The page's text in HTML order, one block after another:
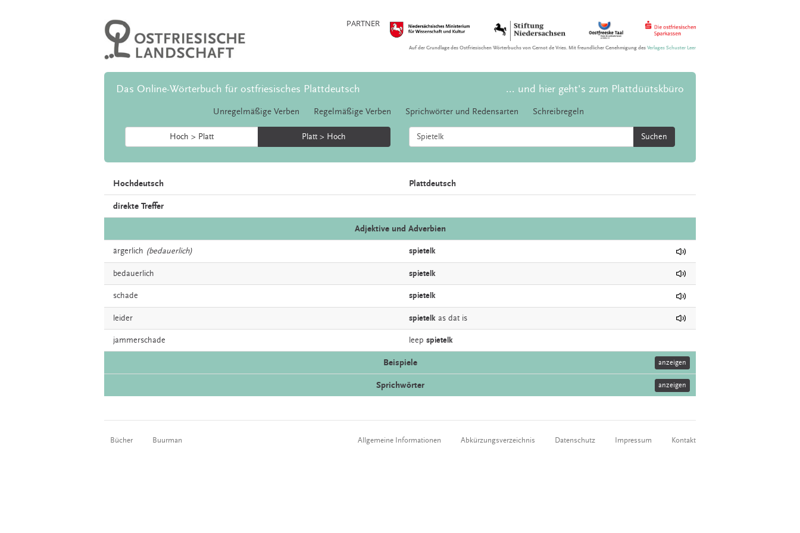
PARTNER
Auf der Grundlage des Ostfriesischen Wörterbuchs von Gernot de Vries. Mit freundlicher Genehmigung desVerlages Schuster Leer
Das Online-Wörterbuch für ostfriesisches Plattdeutsch ... und hier geht's zum Plattdüütskbüro
Unregelmäßige Verben Regelmäßige Verben Sprichwörter und Redensarten Schreibregeln
Hoch > Platt Platt > Hoch Suchen
Hochdeutsch Plattdeutsch
direkte Treffer
Adjektive und Adverbien
ärgerlich (bedauerlich) spietelk
bedauerlich spietelk
schade spietelk
leider spietelk as dat is
jammerschade leep spietelk
Beispiele anzeigen
Sprichwörter anzeigen
Bücher Buurman Allgemeine Informationen Abkürzungsverzeichnis Datenschutz Impressum Kontakt